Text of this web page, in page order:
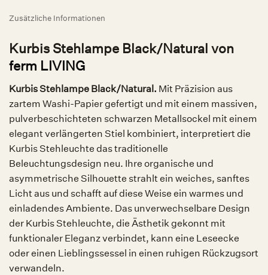
Zusätzliche Informationen
Kurbis Stehlampe Black/Natural von
ferm LIVING
Kurbis Stehlampe Black/Natural. Mit Präzision aus
zartem Washi-Papier gefertigt und mit einem massiven,
pulverbeschichteten schwarzen Metallsockel mit einem
elegant verlängerten Stiel kombiniert, interpretiert die
Kurbis Stehleuchte das traditionelle
Beleuchtungsdesign neu. Ihre organische und
asymmetrische Silhouette strahlt ein weiches, sanftes
Licht aus und schafft auf diese Weise ein warmes und
einladendes Ambiente. Das unverwechselbare Design
der Kurbis Stehleuchte, die Ästhetik gekonnt mit
funktionaler Eleganz verbindet, kann eine Leseecke
oder einen Lieblingssessel in einen ruhigen Rückzugsort
verwandeln.